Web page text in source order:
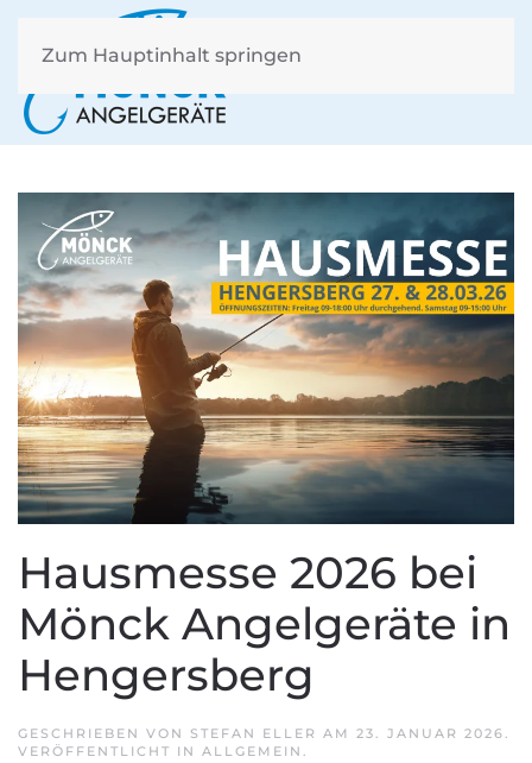
Zum Hauptinhalt springen
Hausmesse 2026 bei
Mönck Angelgeräte in
Hengersberg
GESCHRIEBEN VON STEFAN ELLER AM 23. JANUAR 2026
VERÖFFENTLICHT IN ALLGEMEIN